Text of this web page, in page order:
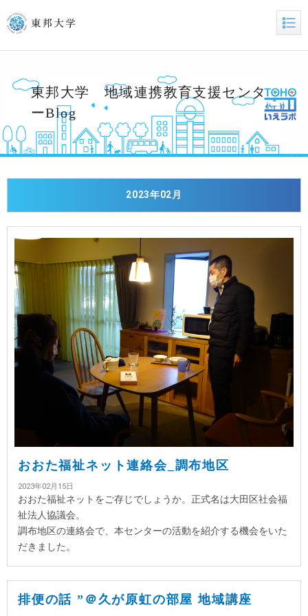
東邦大学 地域連携教育支援センタ
ーBlog
2023年02月
おおた福祉ネット連絡会_調布地区
2023年02月15日
おおた福祉ネットをご存じでしょうか。正式名は大田区社会福
祉法人協議会。
調布地区の連絡会で、本センターの活動を紹介する機会をいた
だきました。
排便の話 ”＠久が原虹の部屋 地域講座